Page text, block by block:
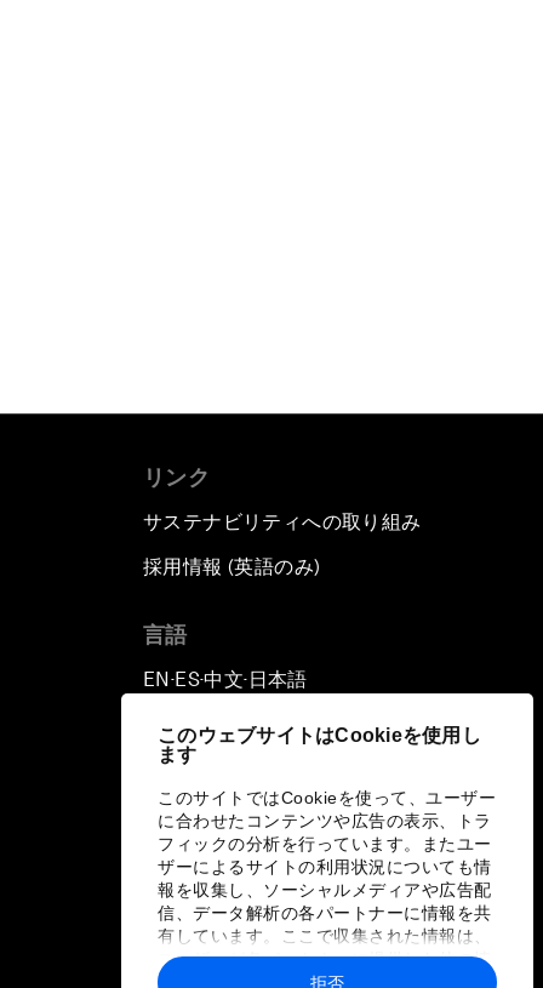
このウェブサイトはCookieを使用し
ます
このサイトではCookieを使って、ユーザー
に合わせたコンテンツや広告の表示、トラ
フィックの分析を行っています。またユー
ザーによるサイトの利用状況についても情
報を収集し、ソーシャルメディアや広告配
信、データ解析の各パートナーに情報を共
有しています。ここで収集された情報は、
ユーザーが各パートナーに提供した他の情
報や各パートナーのサービスを使用した際
拒否
リンク
サステナビリティへの取り組み
採用情報 (英語のみ)
言語
EN ▪ ES▪中文▪ 日本語